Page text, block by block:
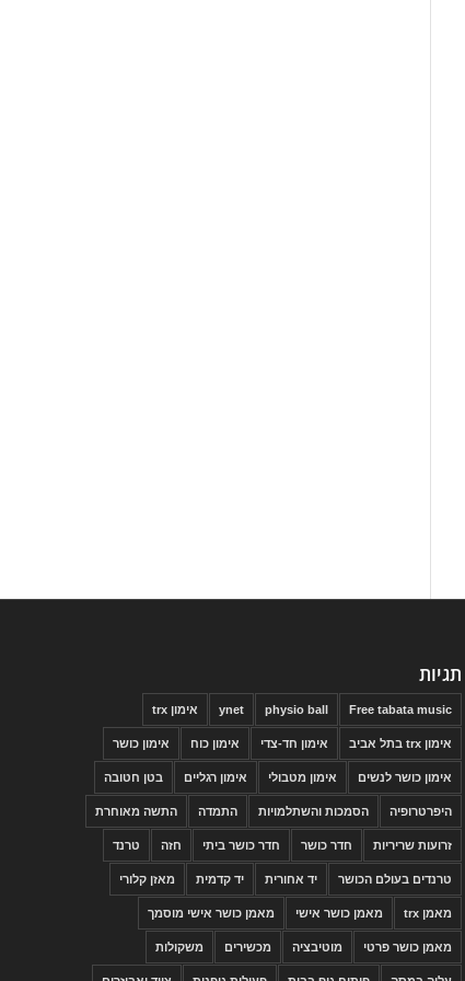
תגיות
Free tabata music
physio ball
ynet אימון trx
אימון trx בתל אביב אימון חד-צדי אימון כוח אימון כושר
אימון כושר לנשים אימון מטבולי אימון רגליים בטן חטובה
היפרטרופיה הסמכות והשתלמויות התמדה התשה מאוחרת
זרועות שריריות חדר כושר חדר כושר ביתי חזה טרנד
טרנדים בעולם הכושר יד אחורית יד קדמית מאזן קלורי
מאמן trx מאמן כושר אישי מאמן כושר אישי מוסמך
מאמן כושר פרטי מוטיבציה מכשירים משקולות